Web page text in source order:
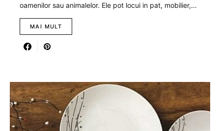
oamenilor sau animalelor. Ele pot locui in pat, mobilier,…
MAI MULT